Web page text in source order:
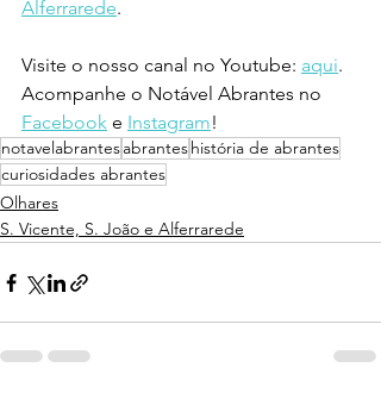
Alferrarede.
Visite o nosso canal no Youtube: aqui.
Acompanhe o Notável Abrantes no
Facebook e Instagram!
notavelabrantesabranteshistória de abrantes
curiosidades abrantes
Olhares
S. Vicente, S. João e Alferrarede